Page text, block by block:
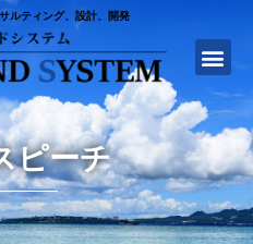
ルティング、設計、開発
ピーチ